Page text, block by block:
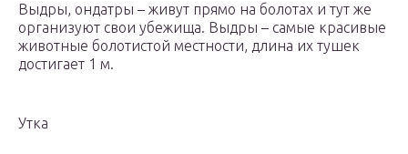
Выдры, ондатры – живут прямо на болотах и тут же
организуют свои убежища. Выдры – самые красивые
животные болотистой местности, длина их тушек
достигает 1 м.
Утка